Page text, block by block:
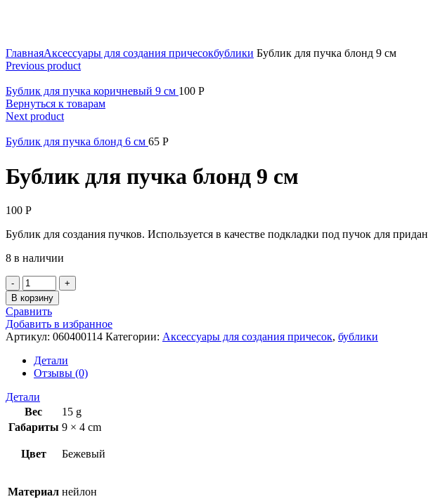
ГлавнаяАксессуары для создания причесокбублики Бублик для пучка блонд 9 см
Previous product
Бублик для пучка коричневый 9 см 100 Р
Вернуться к товарам
Next product
Бублик для пучка блонд 6 см 65 Р
Бублик для пучка блонд 9 см
100 Р
Бублик для создания пучков. Используется в качестве подкладки под пучок для
8 в наличии
Количество
Бублик
для
пучка
блонд
9
см
В корзину
Сравнить
Добавить в избранное
Артикул: 060400114 Категории: Аксессуары для создания причесок, бублики
Детали
Отзывы (0)
Детали
Вес
15 g
Габариты 9 × 4 cm
Цвет Бежевый
Материал нейлон